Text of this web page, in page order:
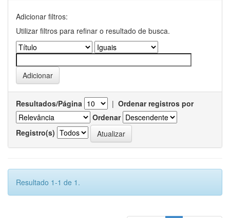
Adicionar filtros:
Utilizar filtros para refinar o resultado de busca.
Resultados/Página | Ordenar registros por
Ordenar
Registro(s)
Resultado 1-1 de 1.